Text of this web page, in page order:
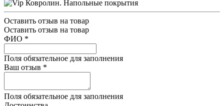
Оставить отзыв на товар
Оставить отзыв на товар
ФИО *
Поля обязательное для заполнения
Ваш отзыв *
Поля обязательное для заполнения